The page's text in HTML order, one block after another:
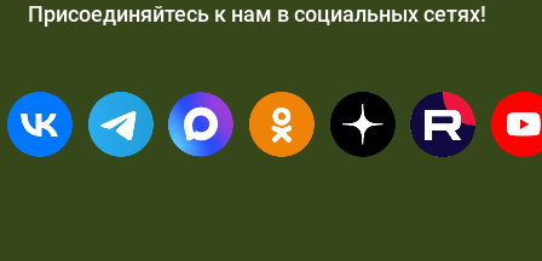
Присоединяйтесь к нам в социальных сетях!